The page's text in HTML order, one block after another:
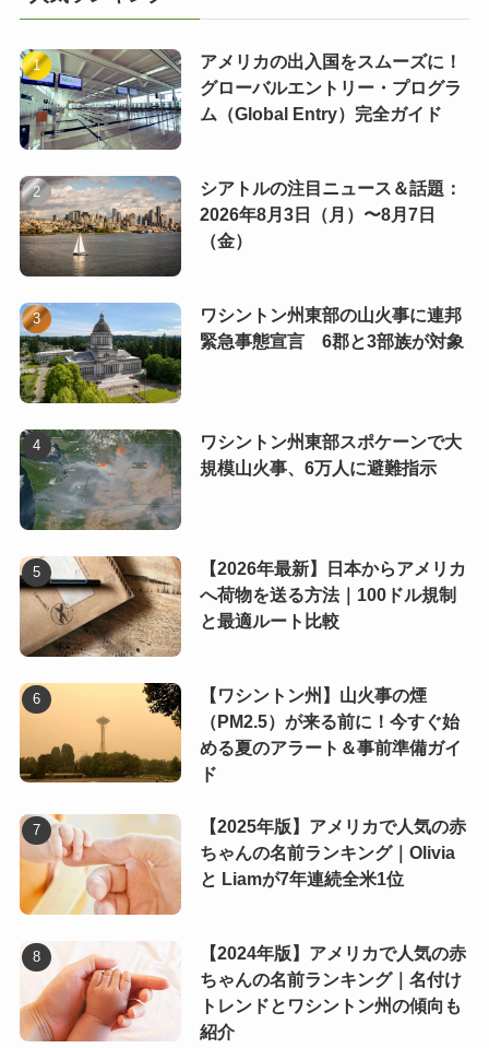
アメリカの出入国をスムーズに！
グローバルエントリー・プログラ
ム（Global Entry）完全ガイド
シアトルの注目ニュース＆話題：
2026年8月3日（月）〜8月7日
（金）
ワシントン州東部の山火事に連邦
緊急事態宣言 6郡と3部族が対象
ワシントン州東部スポケーンで大
規模山火事、6万人に避難指示
【2026年最新】日本からアメリカ
へ荷物を送る方法｜100ドル規制
と最適ルート比較
【ワシントン州】山火事の煙
（PM2.5）が来る前に！今すぐ始
める夏のアラート＆事前準備ガイ
ド
【2025年版】アメリカで人気の赤
ちゃんの名前ランキング｜Olivia
と Liamが7年連続全米1位
【2024年版】アメリカで人気の赤
ちゃんの名前ランキング｜名付け
トレンドとワシントン州の傾向も
紹介